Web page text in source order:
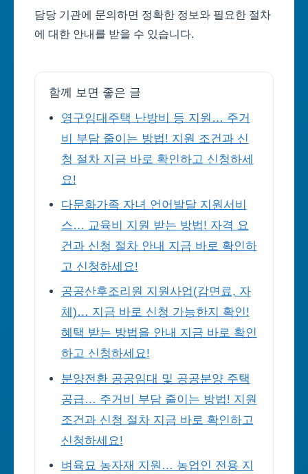
담당 기관에 문의하면 정확한 정보와 필요한 절차
에 대한 안내를 받을 수 있습니다.
함께 보면 좋은 글
영구임대주택 난방비 등 지원… 주거
비 부담 줄이는 방법! 지원 조건과 신
청 절차 지금 바로 확인하고 신청하세
요!
다문화가족 자녀 언어발달 지원서비
스… 교육비 지원 받는 방법! 자격 요
건과 신청 절차 안내 지금 바로 확인하
고 신청하세요!
공공산후조리원 지원사업(감면료, 자
체)… 지금 바로 신청 가능한지 확인!
혜택 받는 방법을 안내 지금 바로 확인
하고 신청하세요!
분양전환 공공임대 및 공공분양 주택
공급… 주거비 부담 줄이는 방법! 지원
조건과 신청 절차 지금 바로 확인하고
신청하세요!
벼육묘 농자재 지원… 농업인 전용 지